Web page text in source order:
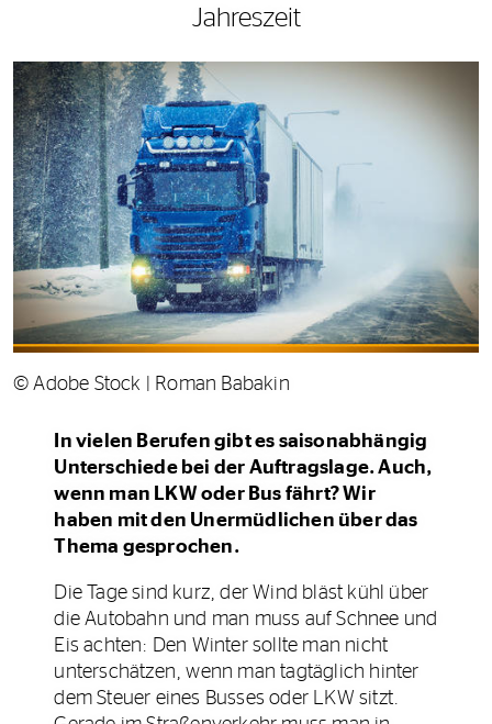
Jahreszeit
© Adobe Stock | Roman Babakin
In vielen Berufen gibt es saisonabhängig
Unterschiede bei der Auftragslage. Auch,
wenn man LKW oder Bus fährt? Wir
haben mit den Unermüdlichen über das
Thema gesprochen.
Die Tage sind kurz, der Wind bläst kühl über
die Autobahn und man muss auf Schnee und
Eis achten: Den Winter sollte man nicht
unterschätzen, wenn man tagtäglich hinter
dem Steuer eines Busses oder LKW sitzt.